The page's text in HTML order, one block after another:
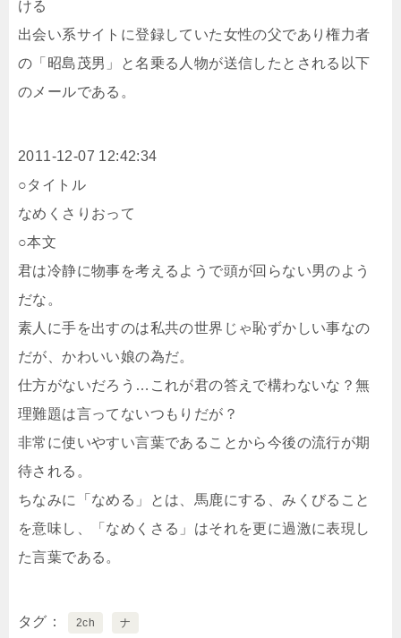
ける
出会い系サイトに登録していた女性の父であり権力者
の「昭島茂男」と名乗る人物が送信したとされる以下
のメールである。
2011-12-07 12:42:34
○タイトル
なめくさりおって
○本文
君は冷静に物事を考えるようで頭が回らない男のよう
だな。
素人に手を出すのは私共の世界じゃ恥ずかしい事なの
だが、かわいい娘の為だ。
仕方がないだろう…これが君の答えで構わないな？無
理難題は言ってないつもりだが？
非常に使いやすい言葉であることから今後の流行が期
待される。
ちなみに「なめる」とは、馬鹿にする、みくびること
を意味し、「なめくさる」はそれを更に過激に表現し
た言葉である。
タグ 2ch ナ